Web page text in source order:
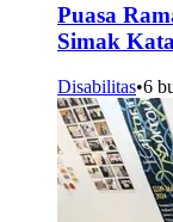
Puasa
Simak
Disabilitas•6